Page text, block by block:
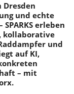
Dresden
und echte
SPARKS erleben
kollaborative
und
auf KI,
– mit